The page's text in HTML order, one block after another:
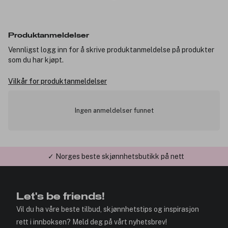
Produktanmeldelser
Vennligst logg inn for å skrive produktanmeldelse på produkter
som du har kjøpt.
Vilkår for produktanmeldelser
Ingen anmeldelser funnet
✓ Norges beste skjønnhetsbutikk på nett
Let's be friends!
Vil du ha våre beste tilbud, skjønnhetstips og inspirasjon
rett i innboksen? Meld deg på vårt nyhetsbrev!